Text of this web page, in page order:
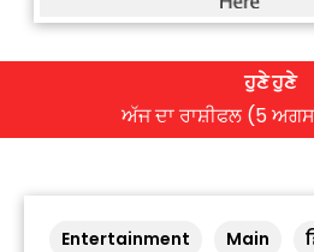
ਹੁਣੇ ਹੁਣੇ
ਅੱਜ ਦਾ ਰਾਸ਼ੀਫਲ (5 ਅਗਸਤ
Entertainment Main